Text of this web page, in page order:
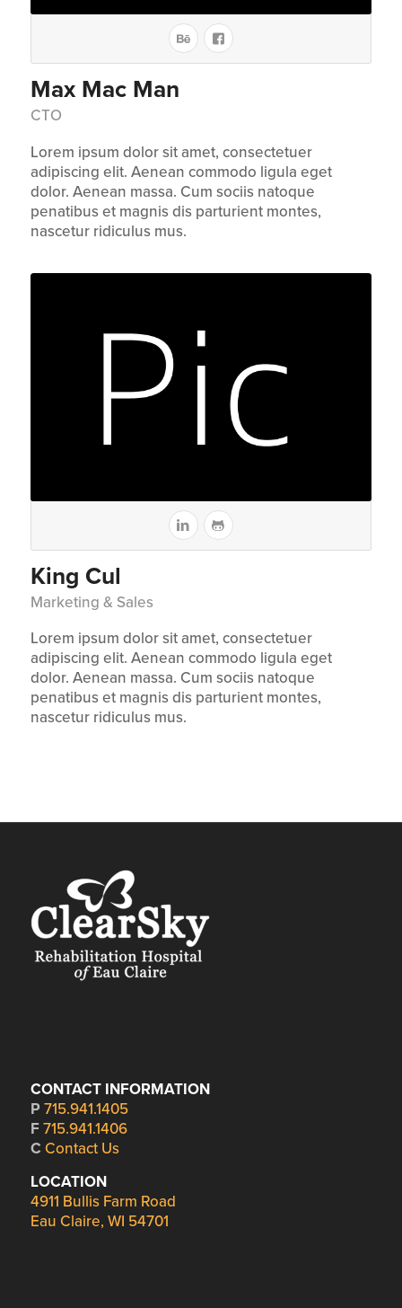
Max Mac Man
CTO
Lorem ipsum dolor sit amet, consectetuer
adipiscing elit. Aenean commodo ligula eget
dolor. Aenean massa. Cum sociis natoque
penatibus et magnis dis parturient montes,
nascetur ridiculus mus.
King Cul
Marketing & Sales
Lorem ipsum dolor sit amet, consectetuer
adipiscing elit. Aenean commodo ligula eget
dolor. Aenean massa. Cum sociis natoque
penatibus et magnis dis parturient montes,
nascetur ridiculus mus.
CONTACT INFORMATION
P 715.941.1405
F 715.941.1406
C Contact Us
LOCATION
4911 Bullis Farm Road
Eau Claire, WI 54701